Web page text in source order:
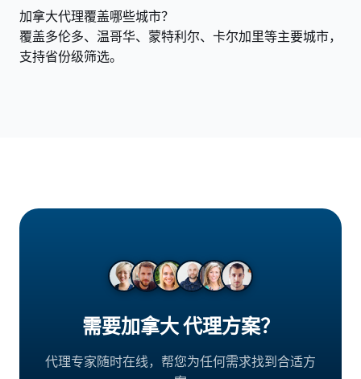
加拿大代理覆盖哪些城市？
覆盖多伦多、温哥华、蒙特利尔、卡尔加里等主要城市，
支持省份级筛选。
需要加拿大 代理方案？
代理专家随时在线，帮您为任何需求找到合适方